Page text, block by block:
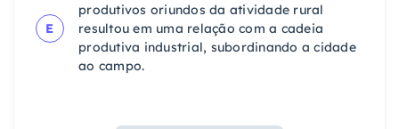
E
produtivos oriundos da atividade rural
resultou em uma relação com a cadeia
produtiva industrial, subordinando a cidade
ao campo.